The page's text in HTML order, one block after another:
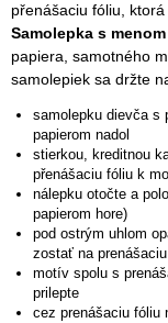
přenášaciu fóliu,
Samolepka s menom
papiera, samotného
samolepiek sa držte
samolepku dievča s
papierom nadol
stierkou, kreditnou
přenášaciu fóliu k
nálepku otočte a
papierom hore)
pod ostrým uhlom
zostať na
motív spolu s
prilepte
cez prenášaciu fóliu